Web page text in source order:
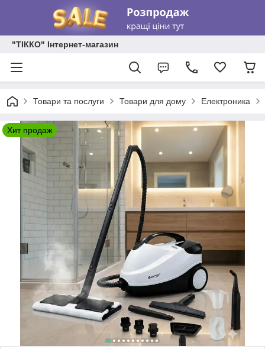
"ТІККО" Інтернет-магазин
Товари та послуги Товари для дому Електроника
Хит продаж